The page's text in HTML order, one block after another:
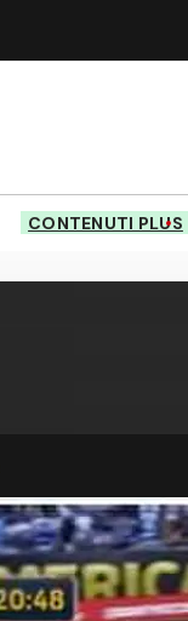
CONTENUTI PLUS